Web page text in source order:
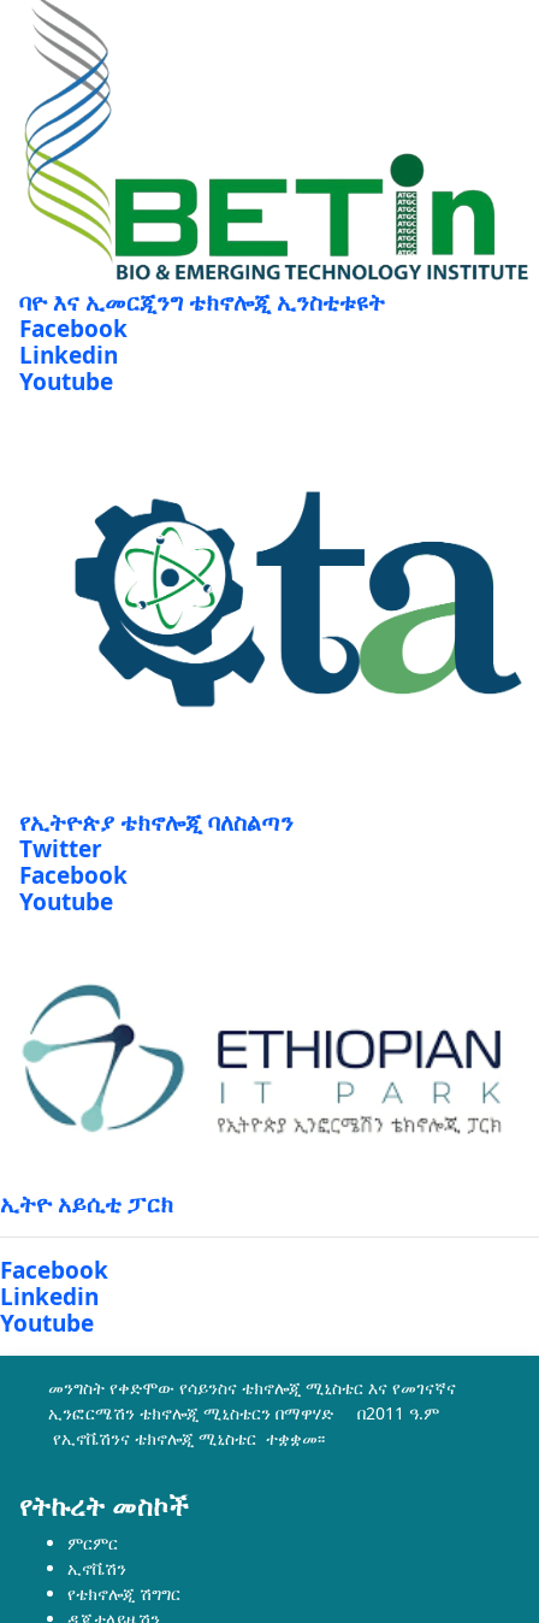
ባዮ እና ኢመርጂንግ ቴክኖሎጂ ኢንስቲቱዩት
Facebook
Linkedin
Youtube
የኢትዮጵያ ቴክኖሎጂ ባለስልጣን
Twitter
Facebook
Youtube
ኢትዮ አይሲቲ ፓርክ
Facebook
Linkedin
Youtube
መንግስት የቀድሞው የሳይንስና ቴክኖሎጂ ሚኒስቴር እና የመገናኛና
ኢንፎርሜሽን ቴክኖሎጂ ሚኒስቴርን በማዋሃድ በ2011 ዓ.ም
የኢኖቬሽንና ቴክኖሎጂ ሚኒስቴር ተቋቋመ፡፡
የትኩረት መስኮች
ምርምር
ኢኖቬሽን
የቴክኖሎጂ ሽግግር